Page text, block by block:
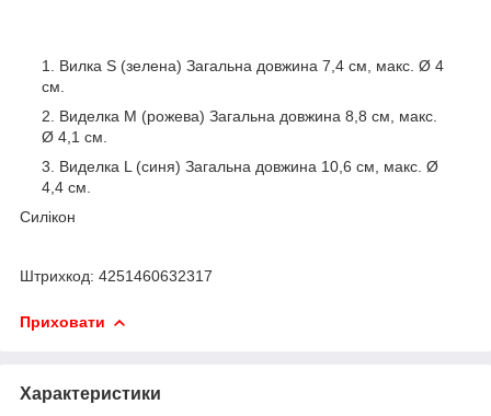
Вилка S (зелена) Загальна довжина 7,4 см, макс. Ø 4
см.
Виделка M (рожева) Загальна довжина 8,8 см, макс.
Ø 4,1 см.
Виделка L (синя) Загальна довжина 10,6 см, макс. Ø
4,4 см.
Силікон
Штрихкод: 4251460632317
Приховати
Характеристики